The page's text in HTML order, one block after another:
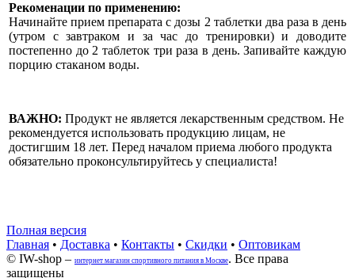
Рекоменации по применению:
Начинайте прием препарата с дозы 2 таблетки два раза в день
(утром с завтраком и за час до тренировки) и доводите
постепенно до 2 таблеток три раза в день. Запивайте каждую
порцию стаканом воды.
ВАЖНО: Продукт не является лекарственным средством. Не
рекомендуется использовать продукцию лицам, не
достигшим 18 лет. Перед началом приема любого продукта
обязательно проконсультируйтесь у специалиста!
Полная версия
Главная • Доставка • Контакты • Скидки • Оптовикам
© IW-shop – интернет магазин спортивного питания в Москве. Все права
защищены